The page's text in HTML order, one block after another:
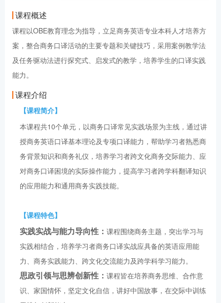
课程概述
课程以OBE教育理念为指导，立足商务英语专业本科人才培养方
案，整合商务口译活动的主要专题和关键技巧，采用案例教学法
及任务驱动法进行探究式、启发式的教学，培养学生的口译实践
能力。
课程介绍
【课程简介】
本课程共10个单元，以商务口译常见实践场景为主线，通过讲
授商务英语口译基本理论及专项口译能力，帮助学习者熟悉商
务背景知识和商务礼仪，培养学习者跨文化商务交际能力、应
对商务口译困境的实际操作能力，提高学习者跨学科翻译知识
的应用能力和通用商务实践技能。
【课程特色】
实践实战与能力导向性： 课程围绕商务主题，突出学习与
实践相结合，培养学习者商务口译实战应具备的英语应用能
力、商务实践能力、跨文化交流能力及跨学科学习能力。
思政引领与思辨创新性： 课程皆在培养商务思维、合作意
识、家国情怀，坚定文化自信，讲好中国故事，在交际中训练